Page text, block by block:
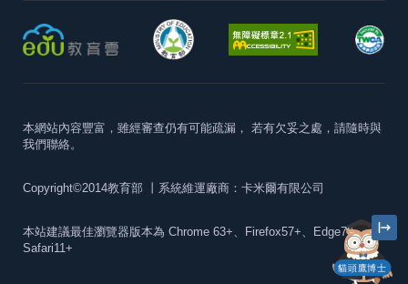
貓頭鷹博士
本網站內容豐富，雖經審查仍有可能疏漏， 若有欠妥之處，請隨時與
我們聯絡。
Copyright©2014教育部 丨系統維運廠商：卡米爾有限公司
本站建議最佳瀏覽器版本為 Chrome 63+、Firefox57+、Edge79+及
Safari11+